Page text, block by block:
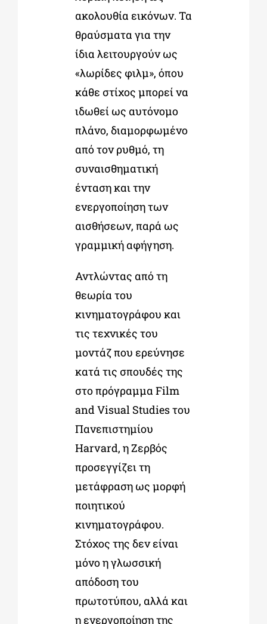
ακολουθία εικόνων. Τα
θραύσματα για την
ίδια λειτουργούν ως
«λωρίδες φιλμ», όπου
κάθε στίχος μπορεί να
ιδωθεί ως αυτόνομο
πλάνο, διαμορφωμένο
από τον ρυθμό, τη
συναισθηματική
ένταση και την
ενεργοποίηση των
αισθήσεων, παρά ως
γραμμική αφήγηση.
Αντλώντας από τη
θεωρία του
κινηματογράφου και
τις τεχνικές του
μοντάζ που ερεύνησε
κατά τις σπουδές της
στο πρόγραμμα Film
and Visual Studies του
Πανεπιστημίου
Harvard, η Ζερβός
προσεγγίζει τη
μετάφραση ως μορφή
ποιητικού
κινηματογράφου.
Στόχος της δεν είναι
μόνο η γλωσσική
απόδοση του
πρωτοτύπου, αλλά και
η ενεργοποίηση της